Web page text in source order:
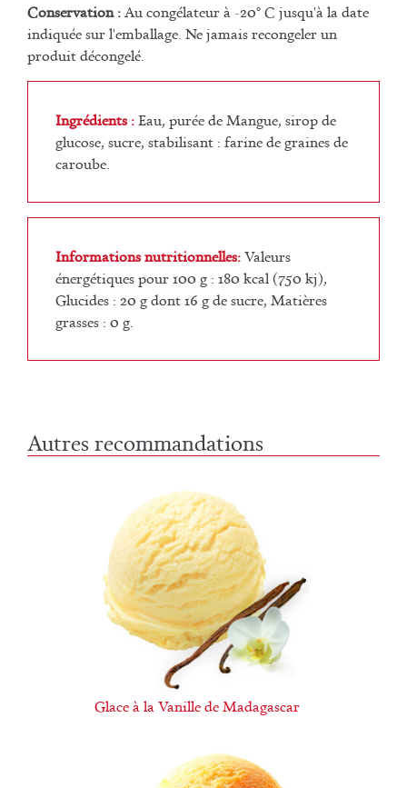
Conservation :Au congélateur à -20° C jusqu'à la date
indiquée sur l'emballage. Ne jamais recongeler un
produit décongelé.
Ingrédients :Eau, purée de Mangue, sirop de
glucose, sucre, stabilisant : farine de graines de
caroube.
Informations nutritionnelles:Valeurs
énergétiques pour 100 g : 180 kcal (750 kj),
Glucides : 20 g dont 16 g de sucre, Matières
grasses : 0 g.
Autres recommandations
Glace à la Vanille de Madagascar